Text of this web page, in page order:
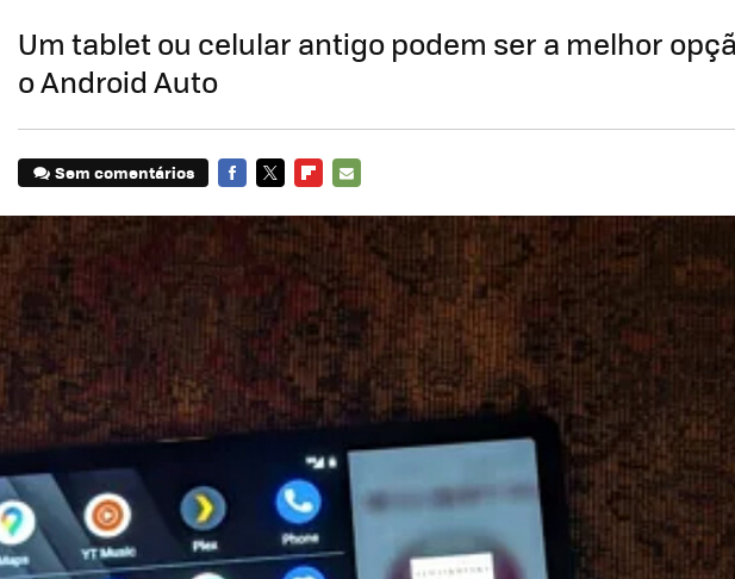
Um tablet ou celular antigo podem ser a melhor
o Android Auto
Sem comentários
MAIL